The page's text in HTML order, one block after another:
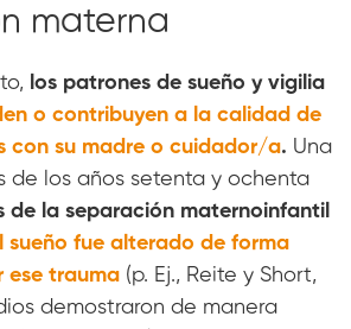
materna
los patrones de sueño y vigilia
o contribuyen a la calidad de
con su madre o cuidador/a. Una
de los años setenta y ochenta
de la separación maternoinfantil
sueño fue alterado de forma
ese trauma (p. Ej., Reite y Short,
demostraron de manera